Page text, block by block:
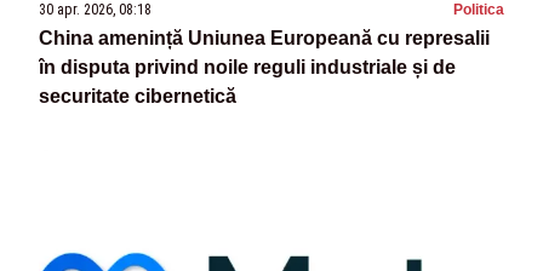
30 apr. 2026, 08:18 Politica
China amenință Uniunea Europeană cu represalii
în disputa privind noile reguli industriale și de
securitate cibernetică